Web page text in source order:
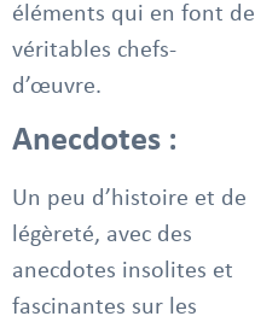
éléments qui en font de
véritables chefs-
d’œuvre.
Anecdotes :
Un peu d’histoire et de
légèreté, avec des
anecdotes insolites et
fascinantes sur les